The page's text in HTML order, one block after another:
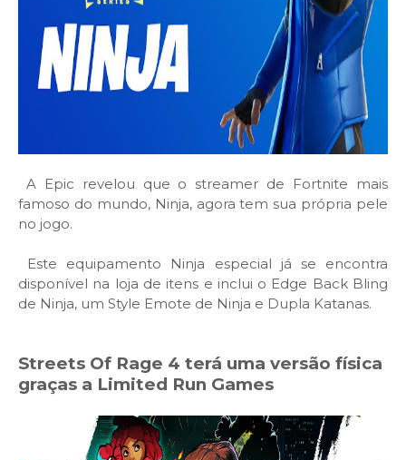
A Epic revelou que o streamer de Fortnite mais
famoso do mundo, Ninja, agora tem sua própria pele
no jogo.
Este equipamento Ninja especial já se encontra
disponível na loja de itens e inclui o Edge Back Bling
de Ninja, um Style Emote de Ninja e Dupla Katanas.
Streets Of Rage 4 terá uma versão física
graças a Limited Run Games